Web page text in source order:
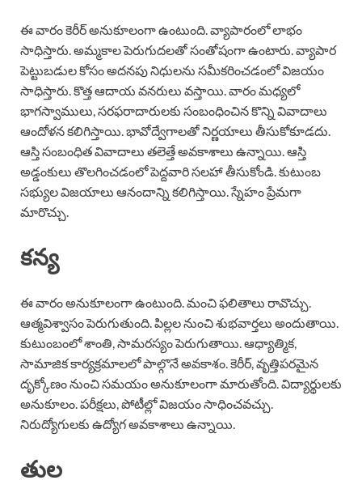
ఈ వారం కెరీర్ అనుకూలంగా ఉంటుంది. వ్యాపారంలో లాభం
సాధిస్తారు. అమ్మకాల పెరుగుదలతో సంతోషంగా ఉంటారు. వ్యాపార
పెట్టుబడుల కోసం అదనపు నిధులను సమీకరించడంలో విజయం
సాధిస్తారు. కొత్త ఆదాయ వనరులు వస్తాయి. వారం మధ్యలో
భాగస్వాములు, సరఫరాదారులకు సంబంధించిన కొన్ని వివాదాలు
ఆందోళన కలిగిస్తాయి. భావోద్వేగాలతో నిర్ణయాలు తీసుకోకూడదు.
ఆస్తి సంబంధిత వివాదాలు తలెత్తే అవకాశాలు ఉన్నాయి. ఆస్తి
అడ్డంకులు తొలగించడంలో పెద్దవారి సలహా తీసుకోండి. కుటుంబ
సభ్యుల విజయాలు ఆనందాన్ని కలిగిస్తాయి. స్నేహం ప్రేమగా
మారొచ్చు.
కన్య
ఈ వారం అనుకూలంగా ఉంటుంది. మంచి ఫలితాలు రావొచ్చు.
ఆత్మవిశ్వాసం పెరుగుతుంది. పిల్లల నుంచి శుభవార్తలు అందుతాయి.
కుటుంబంలో శాంతి, సామరస్యం పెరుగుతాయి. ఆధ్యాత్మిక,
సామాజిక కార్యక్రమాలలో పాల్గొనే అవకాశం. కెరీర్, వృత్తిపరమైన
దృక్కోణం నుంచి సమయం అనుకూలంగా మారుతోంది. విద్యార్థులకు
అనుకూలం. పరీక్షలు, పోటీల్లో విజయం సాధించవచ్చు.
నిరుద్యోగులకు ఉద్యోగ అవకాశాలు ఉన్నాయి.
తుల